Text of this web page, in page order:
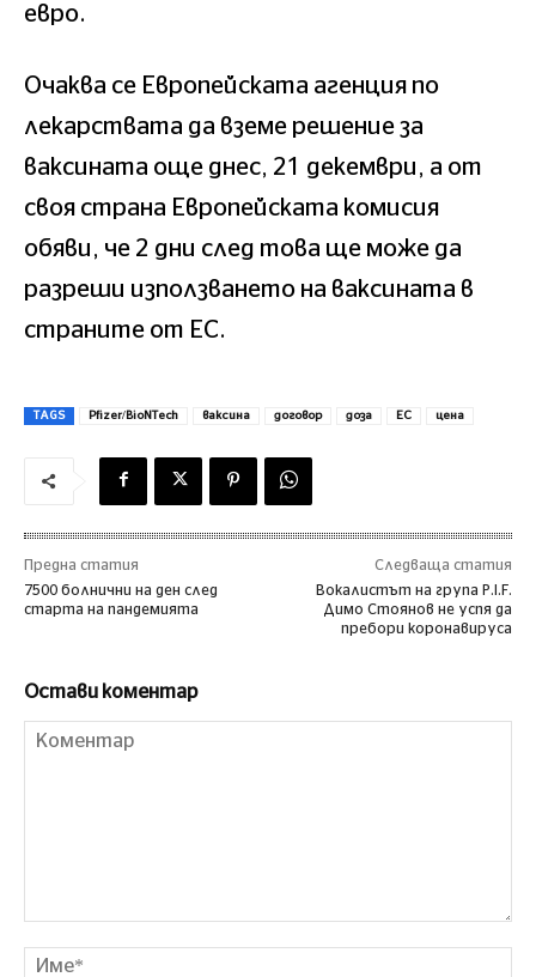
евро.
Очаква се Европейската агенция по
лекарствата да вземе решение за
ваксината още днес, 21 декември, а от
своя страна Европейската комисия
обяви, че 2 дни след това ще може да
разреши използването на ваксината в
страните от ЕС.
TAGS Pfizer/BioNTech ваксина договор доза ЕС цена
Предна статия
7500 болнични на ден след
старта на пандемията
Следваща статия
Вокалистът на група P.I.F.
Димо Стоянов не успя да
пребори коронавируса
Остави коментар